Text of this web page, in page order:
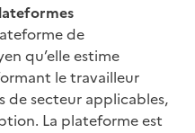
de
qu’elle estime
le travailleur
de secteur applicables,
La plateforme est